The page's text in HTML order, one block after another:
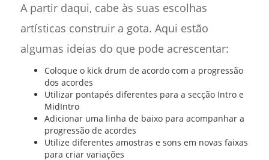
A partir daqui, cabe às suas escolhas
artísticas construir a gota. Aqui estão
algumas ideias do que pode acrescentar:
Coloque o kick drum de acordo com a progressão
dos acordes
Utilizar pontapés diferentes para a secção Intro e
MidIntro
Adicionar uma linha de baixo para acompanhar a
progressão de acordes
Utilize diferentes amostras e sons em novas faixas
para criar variações